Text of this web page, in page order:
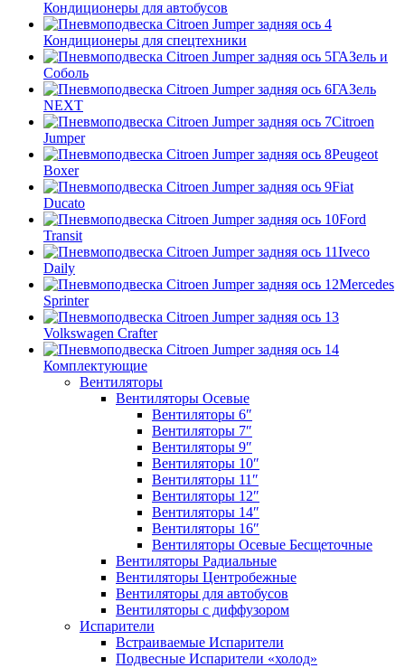
Кондиционеры для автобусов
Кондиционеры для спецтехники
ГАЗель и
Соболь
ГАЗель
NEXT
Citroen
Jumper
Peugeot
Boxer
Fiat
Ducato
Ford
Transit
Iveco
Daily
Mercedes
Sprinter
Volkswagen Crafter
Комплектующие
Вентиляторы
Вентиляторы Осевые
Вентиляторы 6″
Вентиляторы 7″
Вентиляторы 9″
Вентиляторы 10″
Вентиляторы 11″
Вентиляторы 12″
Вентиляторы 14″
Вентиляторы 16″
Вентиляторы Осевые Бесщеточные
Вентиляторы Радиальные
Вентиляторы Центробежные
Вентиляторы для автобусов
Вентиляторы с диффузором
Испарители
Встраиваемые Испарители
Подвесные Испарители «холод»